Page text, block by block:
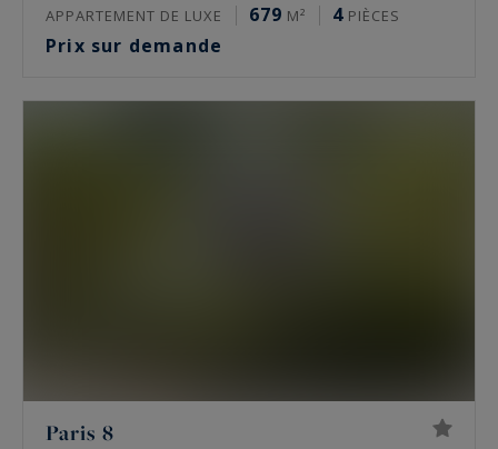
APPARTEMENT DE LUXE 679 M² 4 PIÈCES
Prix sur demande
Paris 8